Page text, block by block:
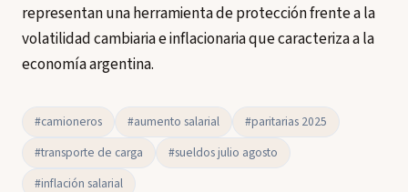
representan una herramienta de protección frente a la
volatilidad cambiaria e inflacionaria que caracteriza a la
economía argentina.
#camioneros #aumento salarial
#paritarias 2025
#transporte de carga
#sueldos julio agosto
#inflación salarial